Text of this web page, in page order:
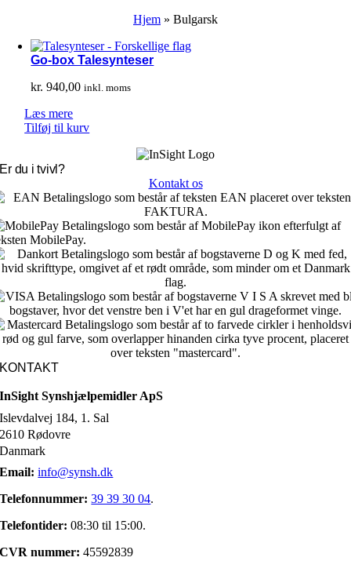
Hjem » Bulgarsk
Go-box Talesynteser
kr. 940,00 inkl. moms
Læs mere
Tilføj til kurv
Er du i tvivl?
Kontakt os
KONTAKT
InSight Synshjælpemidler ApS
Islevdalvej 184, 1. Sal
2610 Rødovre
Danmark
Email: info@synsh.dk
Telefonnummer: 39 39 30 04.
Telefontider: 08:30 til 15:00.
CVR nummer: 45592839